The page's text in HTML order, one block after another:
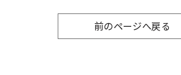
前のページへ戻る